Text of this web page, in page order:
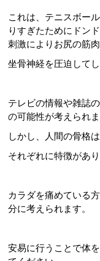
これは、テニスボー
りすぎたためにドン
刺激によりお尻の筋
坐骨神経を圧迫して
テレビの情報や雑誌
の可能性が考えられま
しかし、人間の骨格
それぞれに特徴があり
カラダを痛めている
分に考えられます。
安易に行うことで体